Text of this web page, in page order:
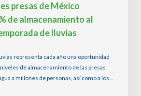
presas de México
de almacenamiento al
de lluvias
representa cada año una oportunidad
de almacenamiento de las presas
a millones de personas, así como a los…